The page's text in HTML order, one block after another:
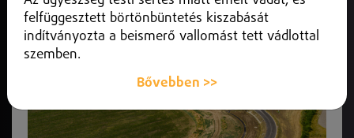
felfüggesztett börtönbüntetés kiszabását
indítványozta a beismerő vallomást tett vádlottal
szemben.
Bővebben >>